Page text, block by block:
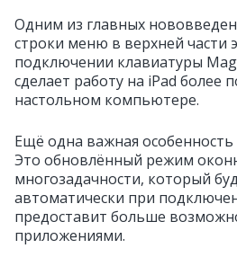
Одним из главных
строки меню в верхней части
подключении клавиатуры
сделает работу на iPad более
настольном компьютере.
Ещё одна важная
Это обновлённый режим
многозадачности, который
автоматически при
предоставит больше
приложениями.